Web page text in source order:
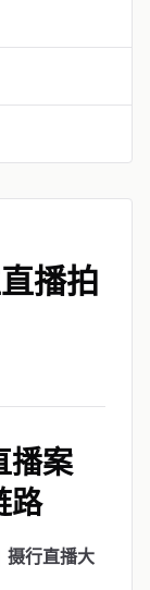
播拍
播案
路
摄行直播大